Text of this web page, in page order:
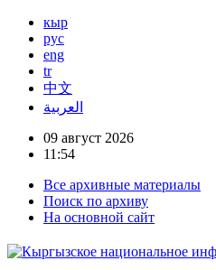
кыр
рус
eng
tr
中文
العربية
09 август 2026
11:54
Все архивные материалы
Поиск по архиву
На основной сайт